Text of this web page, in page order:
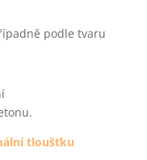
podle tvaru
tloušťku